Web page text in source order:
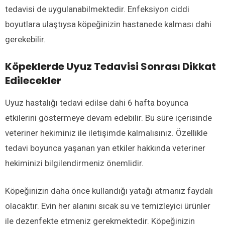
tedavisi de uygulanabilmektedir. Enfeksiyon ciddi
boyutlara ulaştıysa köpeğinizin hastanede kalması dahi
gerekebilir.
Köpeklerde Uyuz Tedavisi Sonrası Dikkat
Edilecekler
Uyuz hastalığı tedavi edilse dahi 6 hafta boyunca
etkilerini göstermeye devam edebilir. Bu süre içerisinde
veteriner hekiminiz ile iletişimde kalmalısınız. Özellikle
tedavi boyunca yaşanan yan etkiler hakkında veteriner
hekiminizi bilgilendirmeniz önemlidir.
Köpeğinizin daha önce kullandığı yatağı atmanız faydalı
olacaktır. Evin her alanını sıcak su ve temizleyici ürünler
ile dezenfekte etmeniz gerekmektedir. Köpeğinizin